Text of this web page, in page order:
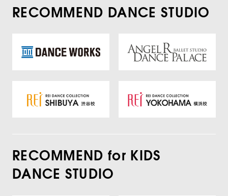
RECOMMEND DANCE STUDIO
RECOMMEND for KIDS
DANCE STUDIO